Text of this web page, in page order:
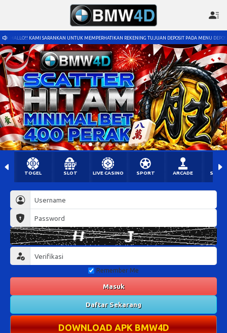
HALLO!! KAMI SARANKAN UNTUK MEMPERHATIKAN REKENING TUJUAN DEPOSIT PADA MENU
Remember Me
Masuk
Daftar Sekarang
DOWNLOAD APK BMW4D
TOGEL SLOT LIVE CASINO SPORT ARCADE